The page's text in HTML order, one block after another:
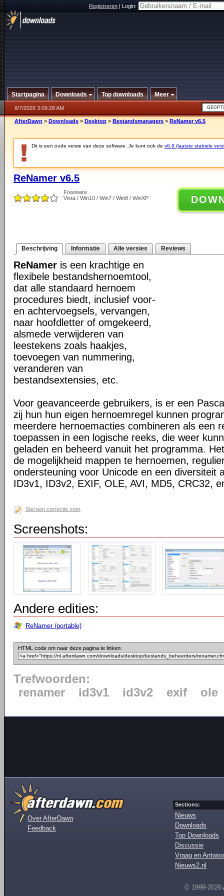
Registreren|Login:
Startpagina Downloads Top downloads Meer
8/7/2026 3:09:28 AM
AfterDawn > Downloads > Desktop > Bestandsmanagers > ReNamer v6.5
Dit is een oude versie van deze software. Je kunt ook de v6.9 (laatste stabiele
ReNamer v6.5
Freeware
Vista / Win10 / Win7 / Win8 / WinXP
Beschrijving Informatie Alle versies Reviews
ReNamer is een krachtige en
flexibele bestandshernoemtool,
dat alle standaard hernoem
procedures biedt, inclusief voor-
en achtervoegsels, vervangen,
naar hoofdletter of omgekeerd,
alsmede verwijderen van
leestekens zoals haakjes,
toevoegen van nummering,
veranderen van
bestandsextensies, etc.
Voor geavanceerde gebruikers, is er een
zij hun hun eigen hernoemregel kunnen
meerdere hernoemacties combineren als een
toepassen in een logische reeks, die weer
geladen en beheerd vanuit het programma.
de mogelijkheid mappen te hernoemen,
ondersteuning voor Unicode en een diversiteit
ID3v1, ID3v2, EXIF, OLE, AVI, MD5, CRC32,
Stel een correctie voor
Screenshots:
Andere edities:
ReNamer (portable)
HTML code om naar deze pagina te linken:
Trefwoorden:
renamer
id3v1 id3v2 exif ole
Over AfterDawn
Feedback
Sections:
Nieuws
Downloads
Top Downloads
Discussie
Vraag en
Nieuws2.nl
© 1999-2026